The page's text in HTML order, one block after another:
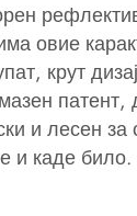
овие
крут
патент,
и лесен
и каде било.